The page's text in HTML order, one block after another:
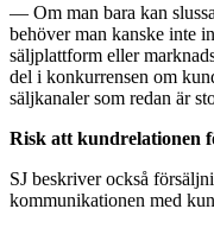
— Om man bara kan
behöver man kanske inte
säljplattform eller
del i konkurrensen om
säljkanaler som redan är
Risk att kundrelationen
SJ beskriver också
kommunikationen med